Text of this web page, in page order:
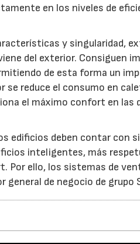
en los niveles de
y singularidad,
del exterior. Consiguen
de esta forma un
se reduce el consumo en
el máximo confort en
edificios deben contar con
inteligentes, más
Por ello, los sistemas de
general de negocio de grupo